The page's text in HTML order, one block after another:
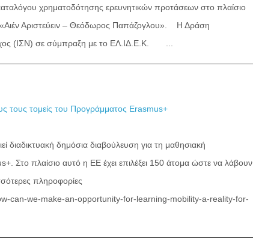
χρηματοδότησης ερευνητικών προτάσεων στο πλαίσιο
Αριστεύειν – Θεόδωρος Παπάζογλου». Η Δράση
(ΙΣΝ) σε σύμπραξη με το ΕΛ.ΙΔ.Ε.Κ. ...
τους τομείς του Προγράμματος Erasmus+
δημόσια διαβούλευση για τη μαθησιακή
Στο πλαίσιο αυτό η ΕΕ έχει επιλέξει 150 άτομα ώστε να λάβουν
πληροφορίες
can-we-make-an-opportunity-for-learning-mobility-a-reality-for-